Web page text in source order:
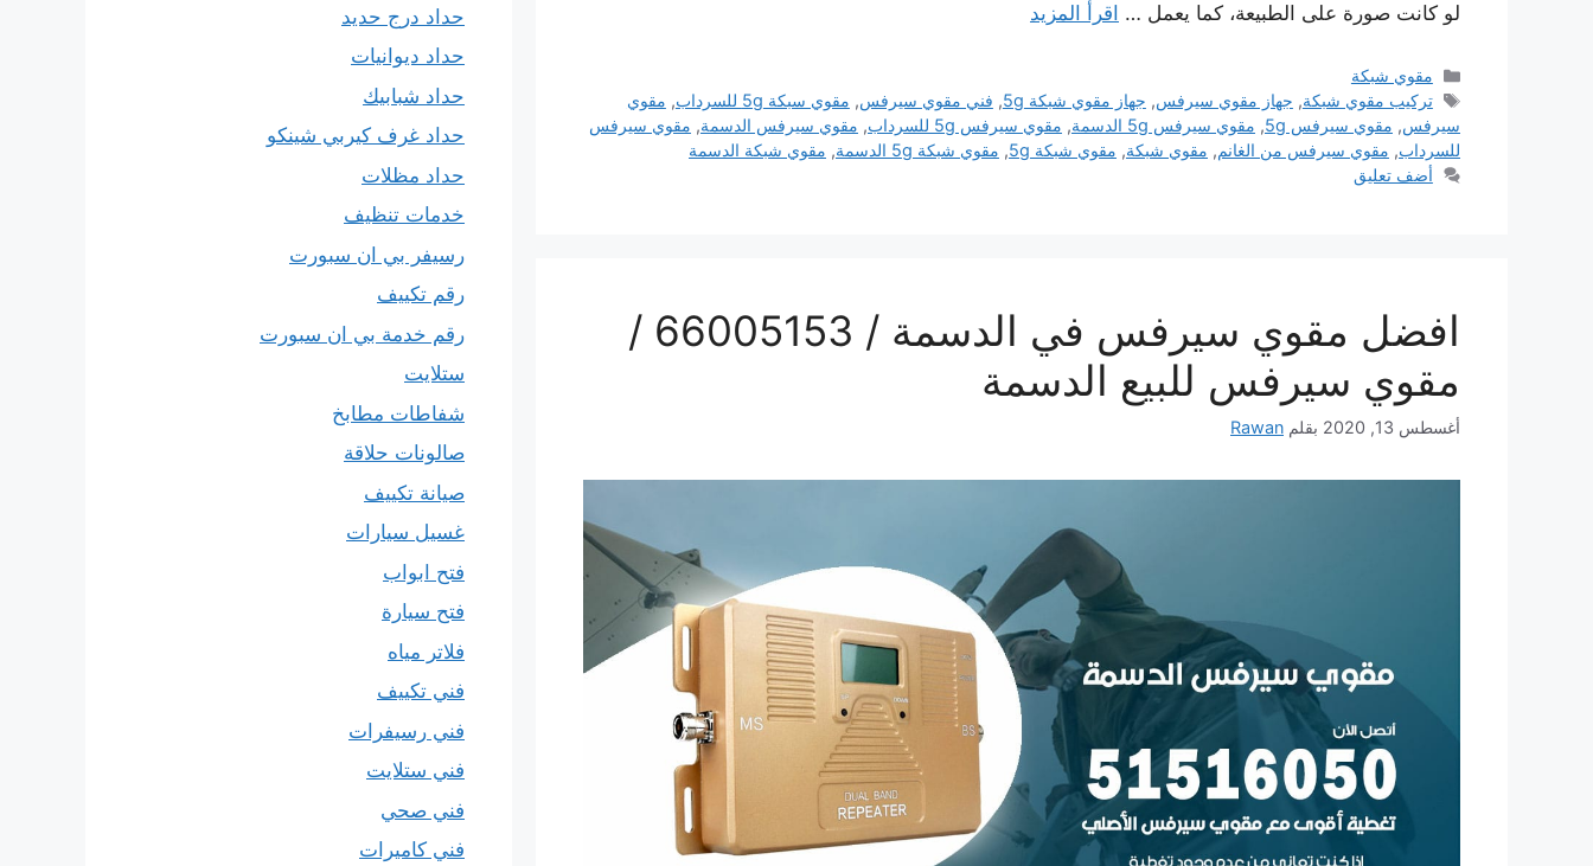
لو كانت صورة على الطبيعة، كما يعمل … اقرأ المزيد
التصنيفات
مقوي شبكة
الوسوم
تركيب مقوي شبكة, جهاز مقوي سيرفس, جهاز مقوي شبكة 5g , فني مقوي سيرفس, مقوي سبكة 5g للسرداب , مقوي
سيرفس, مقوي سيرفس 5g , مقوي سيرفس 5g الدسمة , مقوي سيرفس 5g للسرداب , مقوي سيرفس الدسمة, مقوي سيرفس
للسرداب, مقوي سيرفس من الغانم, مقوي شبكة, مقوي شبكة 5g , مقوي شبكة 5g الدسمة , مقوي شبكة الدسمة
أضف تعليق
افضل مقوي سيرفس في الدسمة / 66005153 /
مقوي سيرفس للبيع الدسمة
أغسطس 13, 2020 بقلم Rawan
حداد درج حديد
حداد ديوانيات
حداد شبابيك
حداد غرف كيربي شينكو
حداد مظلات
خدمات تنظيف
رسيفر بي ان سبورت
رقم تكييف
رقم خدمة بي ان سبورت
ستلايت
شفاطات مطابخ
صالونات حلاقة
صيانة تكييف
غسيل سيارات
فتح ابواب
فتح سيارة
فلاتر مياه
فني تكييف
فني رسيفرات
فني ستلايت
فني صحي
فني كاميرات